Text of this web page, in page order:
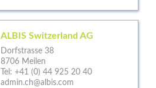
ALBIS Switzerland AG
Dorfstrasse 38
8706 Meilen
Tel: +41 (0) 44 925 20 40
admin.ch@albis.com